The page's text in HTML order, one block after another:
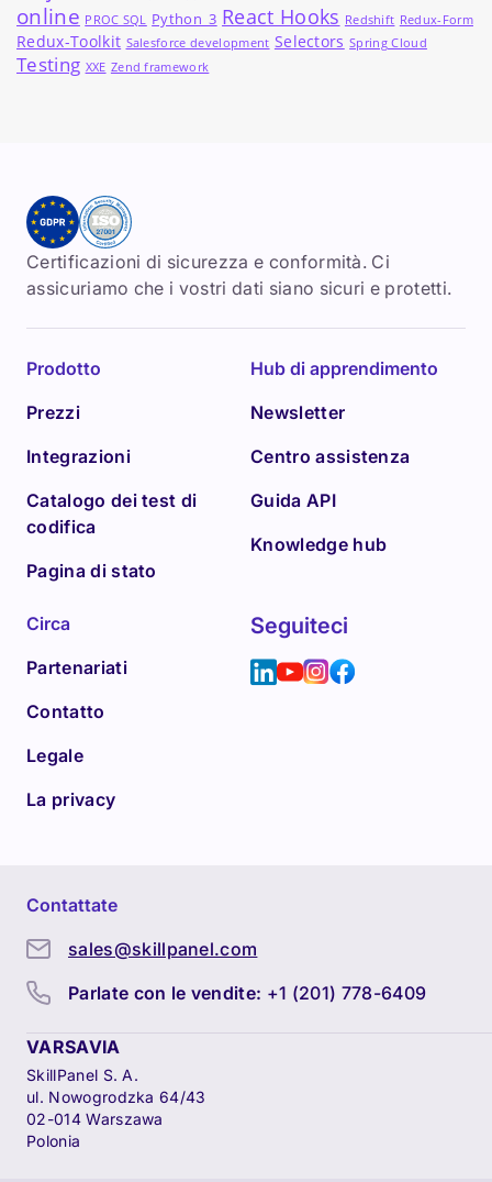
online PROC SQL Python_3 React Hooks Redshift Redux-Form
Redux-Toolkit Salesforce development Selectors Spring Cloud
Testing XXE Zend framework
Certificazioni di sicurezza e conformità. Ci
assicuriamo che i vostri dati siano sicuri e protetti.
Prodotto
Prezzi
Integrazioni
Catalogo dei test di
codifica
Pagina di stato
Hub di apprendimento
Newsletter
Centro assistenza
Guida API
Knowledge hub
Circa
Partenariati
Contatto
Legale
La privacy
Seguiteci
Contattate
sales@skillpanel.com
Parlate con le vendite: +1 (201) 778-6409
VARSAVIA
SkillPanel S. A.
ul. Nowogrodzka 64/43
02-014 Warszawa
Polonia